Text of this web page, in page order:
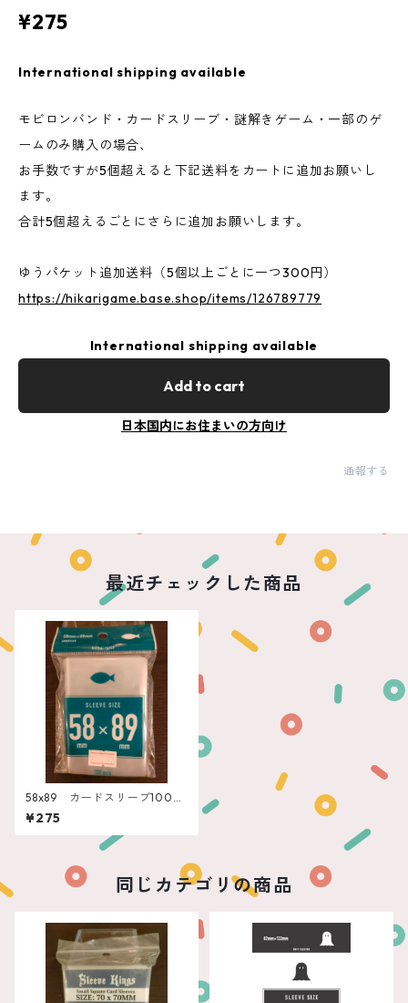
¥275
International shipping available
モビロンバンド・カードスリーブ・謎解きゲーム・一部のゲ
ームのみ購入の場合、
お手数ですが5個超えると下記送料をカートに追加お願いし
ます。
合計5個超えるごとにさらに追加お願いします。
ゆうパケット追加送料（5個以上ごとに一つ300円）
https://hikarigame.base.shop/items/126789779
International shipping available
Add to cart
日本国内にお住まいの方向け
通報する
最近チェックした商品
58x89 カードスリーブ100
枚 エンゲームズ”アメリカン”
¥275
同じカテゴリの商品